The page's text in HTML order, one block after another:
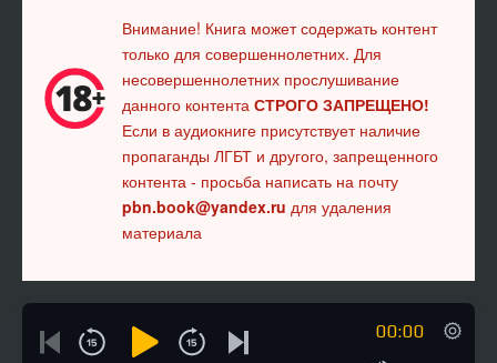
Внимание! Книга может содержать контент
только для совершеннолетних. Для
несовершеннолетних прослушивание
данного контента СТРОГО ЗАПРЕЩЕНО!
Если в аудиокниге присутствует наличие
пропаганды ЛГБТ и другого, запрещенного
контента - просьба написать на почту
pbn.book@yandex.ru для удаления
материала
00:00